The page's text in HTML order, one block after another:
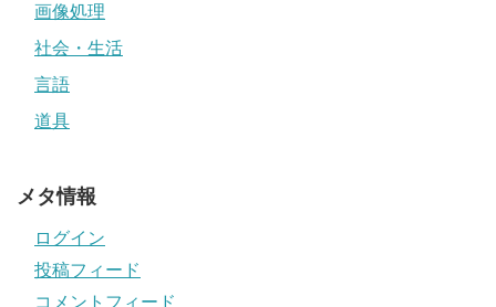
画像処理
社会・生活
言語
道具
メタ情報
ログイン
投稿フィード
コメントフィード